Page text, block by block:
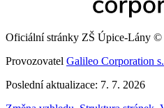
Oficiální stránky ZŠ Úpice-Lány ©
Provozovatel Galileo Corporation
Poslední aktualizace: 7. 7. 2026